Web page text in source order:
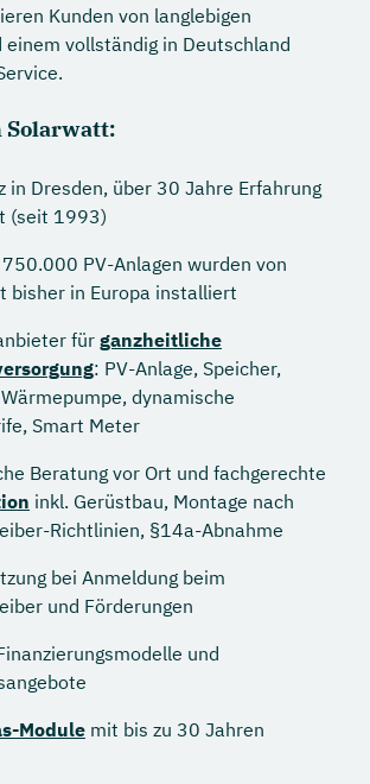
Kunden von langlebigen
einem vollständig in Deutschland
Solarwatt:
in Dresden, über 30 Jahre Erfahrung
(seit 1993)
PV-Anlagen wurden von
bisher in Europa installiert
fürganzheitliche
: PV-Anlage, Speicher,
dynamische
Smart Meter
Beratung vor Ort und fachgerechte
inkl. Gerüstbau, Montage nach
Richtlinien, §14a-Abnahme
bei Anmeldung beim
und Förderungen
und
Module mit bis zu 30 Jahren